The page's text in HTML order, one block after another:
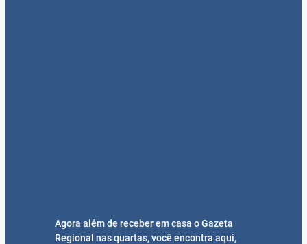
Agora além de receber em casa o Gazeta
Regional nas quartas, você encontra aqui,